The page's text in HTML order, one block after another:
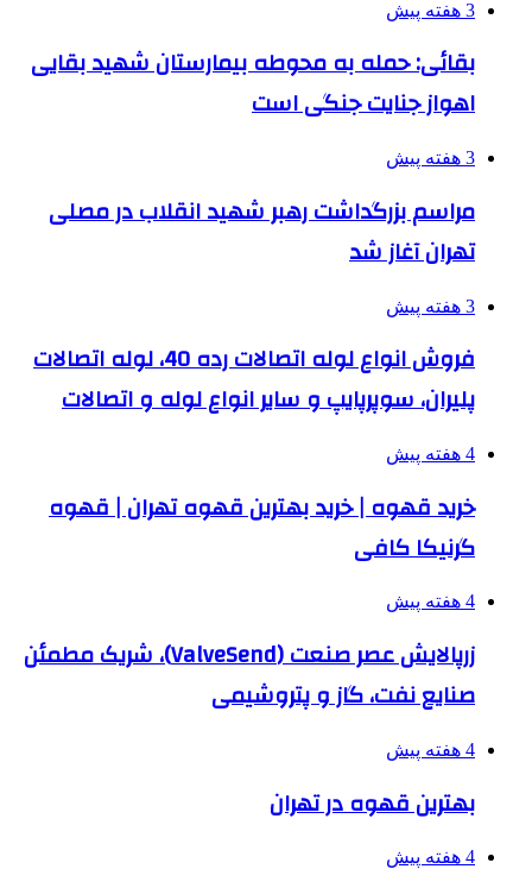
3 هفته پیش
بقائی: حمله به محوطه بیمارستان شهید بقایی
اهواز جنایت جنگی است
3 هفته پیش
مراسم بزرگداشت رهبر شهید انقلاب در مصلی
تهران آغاز شد
3 هفته پیش
فروش انواع لوله اتصالات رده 40، لوله اتصالات
پلیران، سوپرپایپ و سایر انواع لوله و اتصالات
4 هفته پیش
خرید قهوه | خرید بهترین قهوه تهران | قهوه
گرنیکا کافی
4 هفته پیش
زرپالایش عصر صنعت (ValveSend)، شریک مطمئن
صنایع نفت، گاز و پتروشیمی
4 هفته پیش
بهترین قهوه در تهران
4 هفته پیش